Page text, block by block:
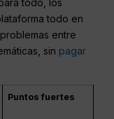
todo, los
todo en
entre
sin pagar
Puntos fuertes